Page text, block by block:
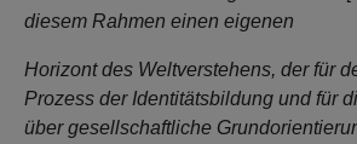
diesem Rahmen einen eigenen
Horizont des Weltverstehens, der für
Prozess der Identitätsbildung und für
über gesellschaftliche